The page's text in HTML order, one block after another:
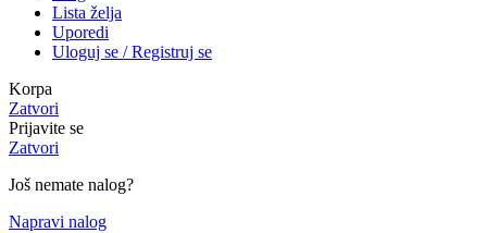
Lista želja
Uporedi
Uloguj se / Registruj se
Korpa
Zatvori
Prijavite se
Zatvori
Još nemate nalog?
Napravi nalog